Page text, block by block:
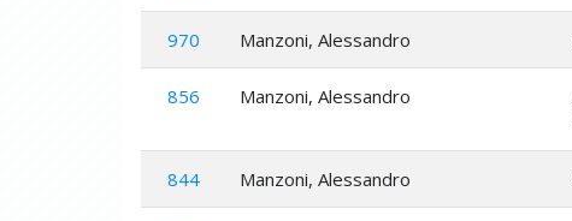
970 Manzoni, Alessandro
856 Manzoni, Alessandro
844 Manzoni, Alessandro